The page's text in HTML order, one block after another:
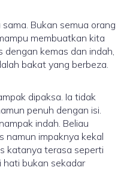
Bukan semua orang
membuatkan kita
dengan kemas dan indah,
bakat yang berbeza.
dipaksa. Ia tidak
penuh dengan isi.
indah. Beliau
namun impaknya kekal
katanya terasa seperti
hati bukan sekadar